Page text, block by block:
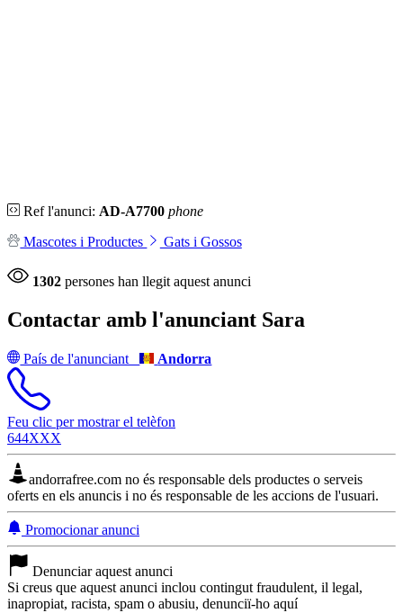
Ref l'anunci: AD-A7700 phone
Mascotes i Productes Gats i Gossos
1302 persones han llegit aquest anunci
Contactar amb l'anunciant Sara
País de l'anunciant Andorra
Feu clic per mostrar el telèfon
644XXX
andorrafree.com no és responsable dels productes o serveis
oferts en els anuncis i no és responsable de les accions de l'usuari.
Promocionar anunci
Denunciar aquest anunci
Si creus que aquest anunci inclou contingut fraudulent, il legal,
inapropiat, racista, spam o abusiu, denunciï-ho aquí